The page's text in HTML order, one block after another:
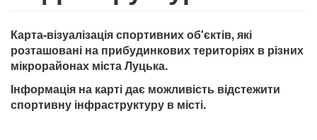
Карта-візуалізація спортивних об'єктів, які
розташовані на прибудинкових територіях в різних
мікрорайонах міста Луцька.
Інформація на карті дає можливість відстежити
спортивну інфраструктуру в місті.